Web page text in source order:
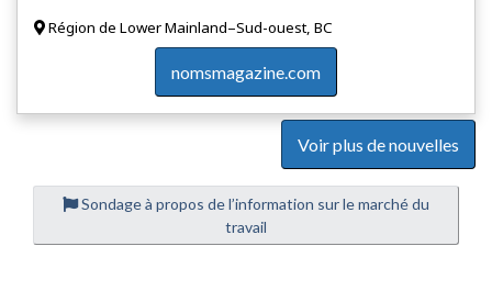
Région de Lower Mainland–Sud-ouest, BC
nomsmagazine.com
Voir plus de nouvelles
Sondage à propos de l’information sur le marché du
travail